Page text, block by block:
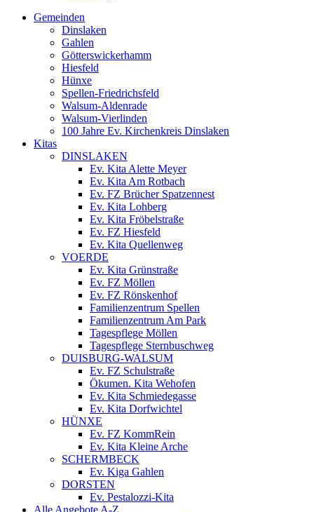
Gemeinden
Dinslaken
Gahlen
Götterswickerhamm
Hiesfeld
Hünxe
Spellen-Friedrichsfeld
Walsum-Aldenrade
Walsum-Vierlinden
100 Jahre Ev. Kirchenkreis Dinslaken
Kitas
DINSLAKEN
Ev. Kita Alette Meyer
Ev. Kita Am Rotbach
Ev. FZ Brücher Spatzennest
Ev. Kita Lohberg
Ev. Kita Fröbelstraße
Ev. FZ Hiesfeld
Ev. Kita Quellenweg
VOERDE
Ev. Kita Grünstraße
Ev. FZ Möllen
Ev. FZ Rönskenhof
Familienzentrum Spellen
Familienzentrum Am Park
Tagespflege Möllen
Tagespflege Sternbuschweg
DUISBURG-WALSUM
Ev. FZ Schulstraße
Ökumen. Kita Wehofen
Ev. Kita Schmiedegasse
Ev. Kita Dorfwichtel
HÜNXE
Ev. FZ KommRein
Ev. Kita Kleine Arche
SCHERMBECK
Ev. Kiga Gahlen
DORSTEN
Ev. Pestalozzi-Kita
Alle Angebote A-Z